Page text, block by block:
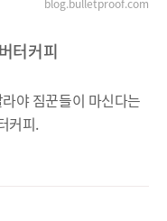
blog.bulletproof.com
터커피
야 짐꾼들이 마신다는
커피.